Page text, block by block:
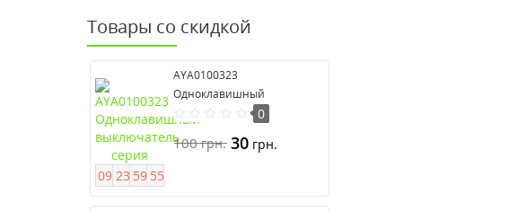
Товары со скидкой
09 2359 54
AYA0100323
Одноклавишный
выключатель серия Anya
0
100грн. 30 грн.